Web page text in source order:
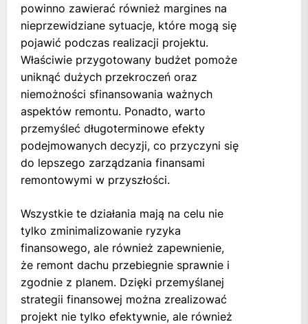
powinno zawierać również margines na
nieprzewidziane sytuacje, które mogą się
pojawić podczas realizacji projektu.
Właściwie przygotowany budżet pomoże
uniknąć dużych przekroczeń oraz
niemożności sfinansowania ważnych
aspektów remontu. Ponadto, warto
przemyśleć długoterminowe efekty
podejmowanych decyzji, co przyczyni się
do lepszego zarządzania finansami
remontowymi w przyszłości.
Wszystkie te działania mają na celu nie
tylko zminimalizowanie ryzyka
finansowego, ale również zapewnienie,
że remont dachu przebiegnie sprawnie i
zgodnie z planem. Dzięki przemyślanej
strategii finansowej można zrealizować
projekt nie tylko efektywnie, ale również